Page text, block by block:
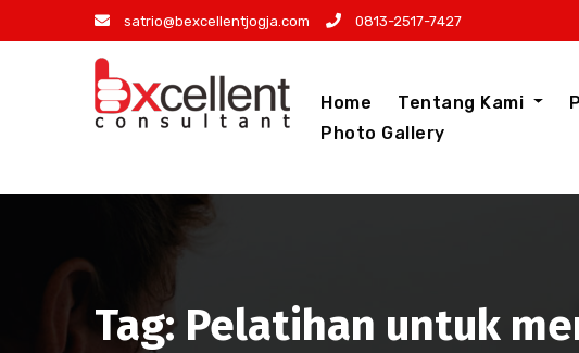
to
satrio@bexcellentjogja.com 0813-2517-7427
Home Tentang Kami
Photo Gallery
Tag: Pelatihan untuk